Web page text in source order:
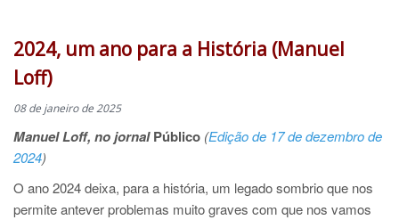
2024, um ano para a História (Manuel
Loff)
08 de janeiro de 2025
Manuel Loff, no jornalPúblico (Edição de 17 de dezembro de
2024)
O ano 2024 deixa, para a história, um legado sombrio que nos
permite antever problemas muito graves com que nos vamos